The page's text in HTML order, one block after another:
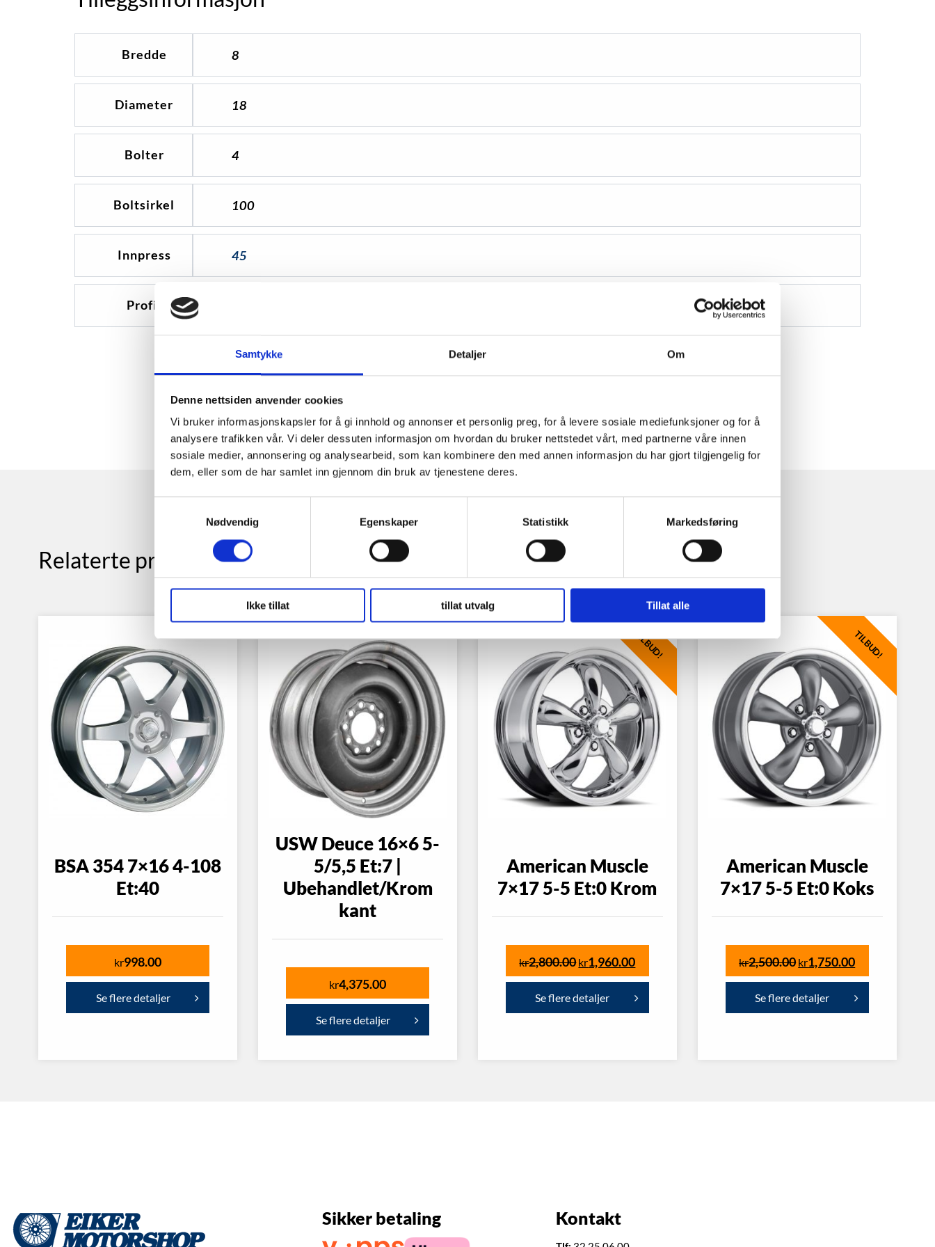
Samtykke Detaljer Om
Denne nettsiden anvender cookies
Vi bruker informasjonskapsler for å gi innhold og annonser et personlig preg, for å levere sosiale mediefunksjoner og for å
analysere trafikken vår. Vi deler dessuten informasjon om hvordan du bruker nettstedet vårt, med partnerne våre innen
sosiale medier, annonsering og analysearbeid, som kan kombinere den med annen informasjon du har gjort tilgjengelig for
dem, eller som de har samlet inn gjennom din bruk av tjenestene deres.
Nødvendig
Egenskaper Statistikk Markedsføring
Ikke tillat tillat utvalg Tillat alle
Bredde 8
Diameter 18
Bolter 4
Boltsirkel 100
Innpress 45
Profil
Relaterte produkter
BSA 354 7×16 4-108
Et:40
kr998.00
Se flere detaljer
USW Deuce 16×6 5-
5/5,5 Et:7 |
Ubehandlet/Krom
kant
kr4,375.00
Se flere detaljer
TILBUD!
American Muscle
7×17 5-5 Et:0 Krom
kr2,800.00kr1,960.00
Se flere detaljer
TILBUD!
American Muscle
7×17 5-5 Et:0 Koks
kr2,500.00kr1,750.00
Se flere detaljer
Sikker betaling Kontakt